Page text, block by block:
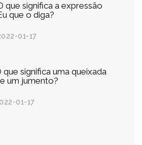
que significa a expressão
que o diga?
01-17
que significa uma queixada
um jumento?
01-17